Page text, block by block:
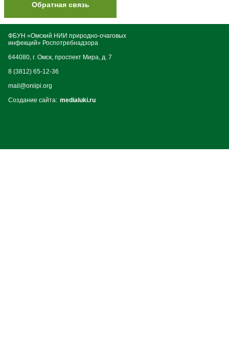
Обратная связь
ФБУН «Омский НИИ природно-очаговых
инфекций» Роспотребнадзора
644080, г. Омск, проспект Мира, д. 7
8 (3812) 65-12-36
mail@oniipi.org
Создание сайта: medialuki.ru